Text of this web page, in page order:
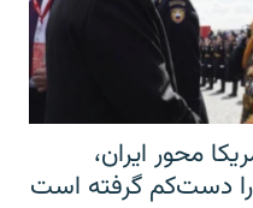
محور ایران،
دست‌کم گرفته است